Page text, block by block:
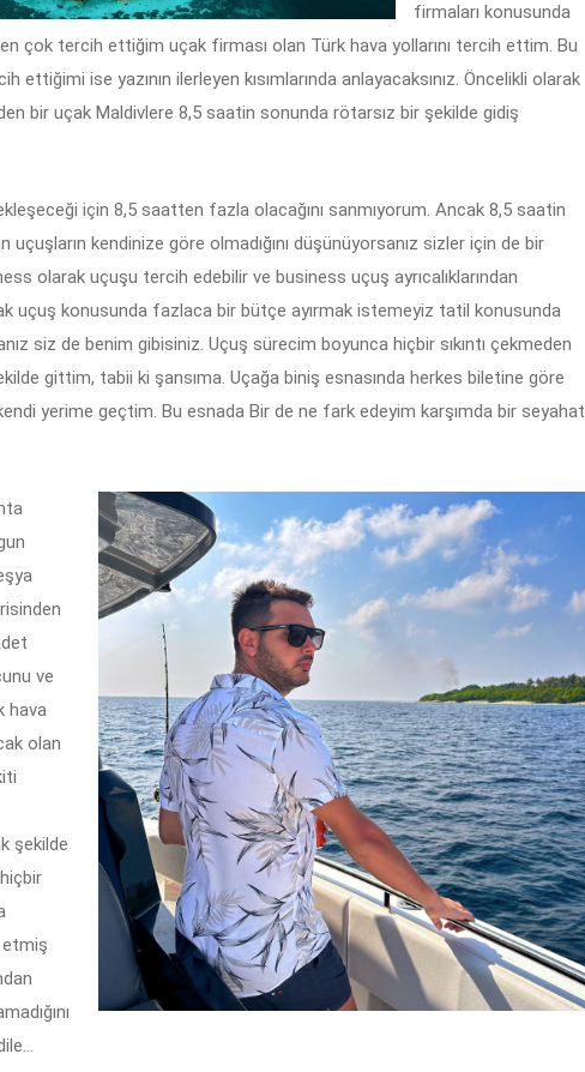
firmaları konusunda
çok tercih ettiğim uçak firması olan Türk hava yollarını tercih ettim. Bu
ettiğimi ise yazının ilerleyen kısımlarında anlayacaksınız. Öncelikli olarak
bir uçak Maldivlere 8,5 saatin sonunda rötarsız bir şekilde gidiş
için 8,5 saatten fazla olacağını sanmıyorum. Ancak 8,5 saatin
uçuşların kendinize göre olmadığını düşünüyorsanız sizler için de bir
olarak uçuşu tercih edebilir ve business uçuş ayrıcalıklarından
uçuş konusunda fazlaca bir bütçe ayırmak istemeyiz tatil konusunda
siz de benim gibisiniz. Uçuş sürecim boyunca hiçbir sıkıntı çekmeden
gittim, tabii ki şansıma. Uçağa biniş esnasında herkes biletine göre
yerime geçtim. Bu esnada Bir de ne fark edeyim karşımda bir seyahat
ve
hava
olan
şekilde
etmiş